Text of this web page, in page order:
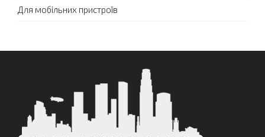
Для мобільних пристроїв